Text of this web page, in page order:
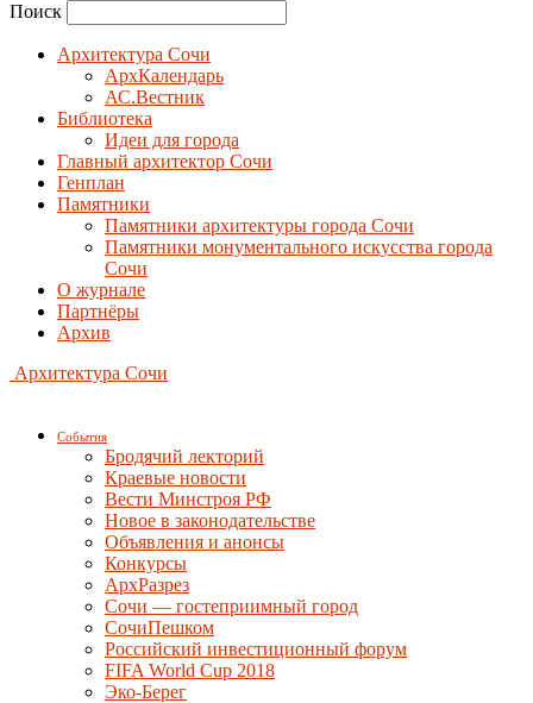
Поиск
Архитектура Сочи
АрхКалендарь
АС.Вестник
Библиотека
Идеи для города
Главный архитектор Сочи
Генплан
Памятники
Памятники архитектуры города Сочи
Памятники монументального искусства города
Сочи
О журнале
Партнёры
Архив
Архитектура Сочи
События
Бродячий лекторий
Краевые новости
Вести Минстроя РФ
Новое в законодательстве
Объявления и анонсы
Конкурсы
АрхРазрез
Сочи — гостеприимный город
СочиПешком
Российский инвестиционный форум
FIFA World Cup 2018
Эко-Берег